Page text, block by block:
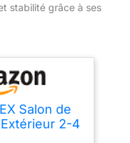
stabilité grâce à ses
Salon de
2-4